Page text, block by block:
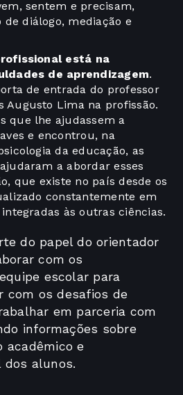
sentem e precisam,
diálogo, mediação e
está na
de aprendizagem.
de entrada do professor
Augusto Lima na profissão.
que lhe ajudassem a
e encontrou, na
da educação, as
a abordar esses
que existe no país desde os
constantemente em
às outras ciências.
do papel do orientador
com os
escolar para
com os desafios de
em parceria com
informações sobre
acadêmico e
alunos.